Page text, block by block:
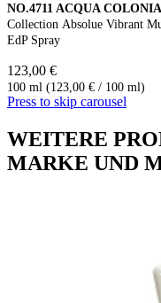
NO.4711 ACQUA COLONIA
EdP Spray
123,00 €
100 ml (123,00 € / 100 ml)
Press to skip carousel
WEITERE
MARKE UND